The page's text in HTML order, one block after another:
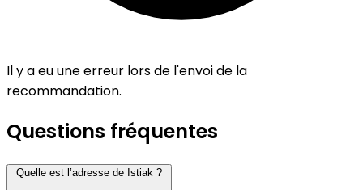
Il y a eu une erreur lors de l'envoi de la
recommandation.
Questions fréquentes
Quelle est l’adresse de Istiak ?